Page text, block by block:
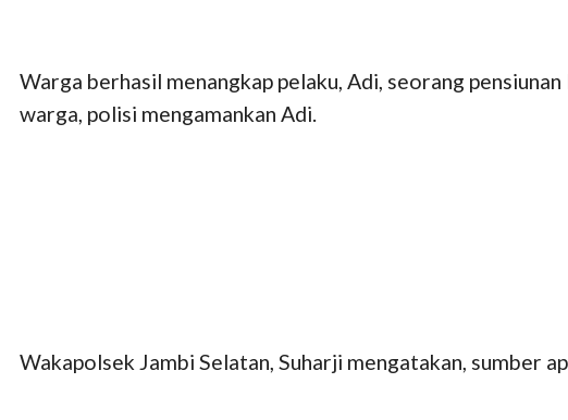
Warga berhasil menangkap pelaku, Adi, seorang
warga, polisi mengamankan Adi.
Wakapolsek Jambi Selatan, Suharji mengatakan, sumber